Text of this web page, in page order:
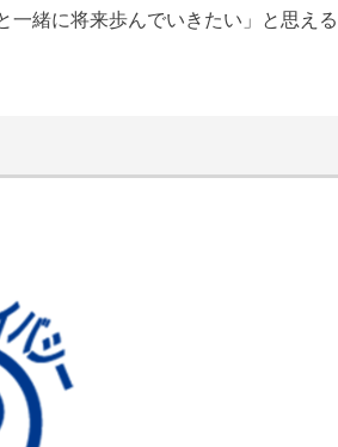
一緒に将来歩んでいきたい」と思える